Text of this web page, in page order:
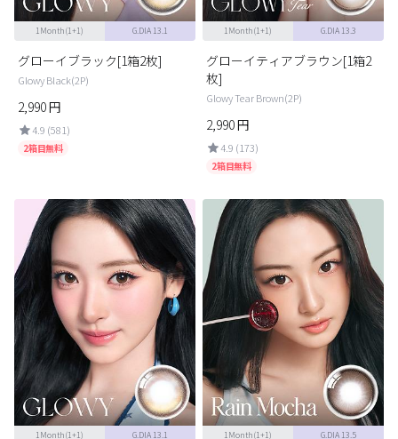
グレー
ブラック
グリーン
ブルー
ピンク
透明
乱視用
ハロウィンカラコン
レビュー
EYEしてる
総合掲示板
カスタマーサービス
ショッピングガイド
1Month(1+1) G.DIA 13.1
グローイブラック[1箱2枚]
Glowy Black(2P)
2,990円
4.9 (581)
2箱目無料
1Month(1+1) G.DIA 13.3
グローイティアブラウン[1箱2
枚]
Glowy Tear Brown(2P)
2,990円
4.9 (173)
2箱目無料
1Month(1+1) G.DIA 13.1 1Month(1+1) G.DIA 13.5